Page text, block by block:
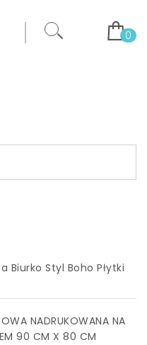
0
Biurko Styl Boho Płytki
NADRUKOWANA NA
90 CM X 80 CM